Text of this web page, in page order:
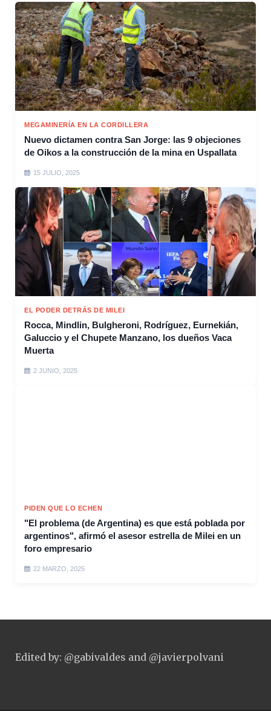
MEGAMINERÍA EN LA CORDILLERA
Nuevo dictamen contra San Jorge: las 9 objeciones
de Oikos a la construcción de la mina en Uspallata
15 JULIO, 2025
EL PODER DETRÁS DE MILEI
Rocca, Mindlin, Bulgheroni, Rodríguez, Eurnekián,
Galuccio y el Chupete Manzano, los dueños Vaca
Muerta
2 JUNIO, 2025
PIDEN QUE LO ECHEN
"El problema (de Argentina) es que está poblada por
argentinos", afirmó el asesor estrella de Milei en un
foro empresario
22 MARZO, 2025
Edited by: @gabivaldes and @javierpolvani